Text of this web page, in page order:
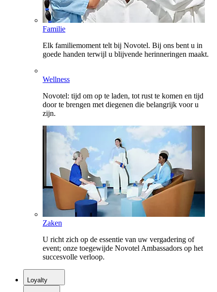
Familie
Elk familiemoment telt bij Novotel. Bij ons bent u in
goede handen terwijl u blijvende herinneringen maakt.
Wellness
Novotel: tijd om op te laden, tot rust te komen en tijd
door te brengen met diegenen die belangrijk voor u
zijn.
Zaken
U richt zich op de essentie van uw vergadering of
event; onze toegewijde Novotel Ambassadors op het
succesvolle verloop.
Loyalty